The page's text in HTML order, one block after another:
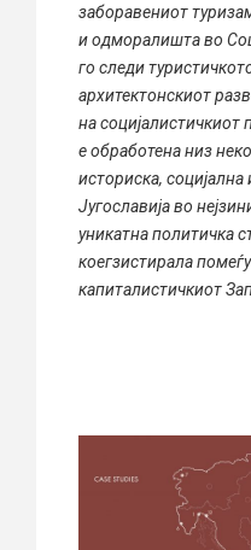
заборавениот
и одморалишта во
го следи
архитектонскиот
на
е обработена низ
историска,
Југославија во
уникатна политичка
коегзистирала
капиталистичкиот